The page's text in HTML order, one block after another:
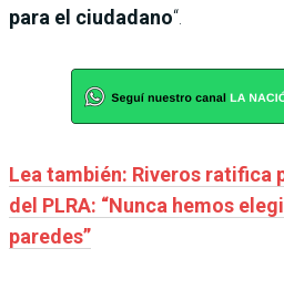
para el ciudadano“.
Lea también: Riveros ratifica
del PLRA: “Nunca hemos
paredes”